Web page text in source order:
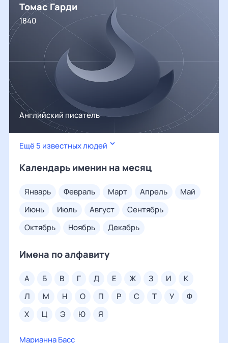
Томас Гарди
1840
Английский писатель
Ещё 5 известных людей
Календарь именин на месяц
январь февраль март апрель
май
июнь
июль август
сентябрь
октябрь
ноябрь декабрь
Имена по алфавиту
а б в г д е ж з и
к
л
м н о п р с т у
ф
х
ц э ю я
Марианна Басс